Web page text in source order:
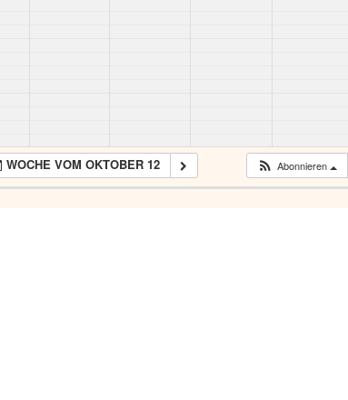
WOCHE VOM OKTOBER 12 Abonnieren